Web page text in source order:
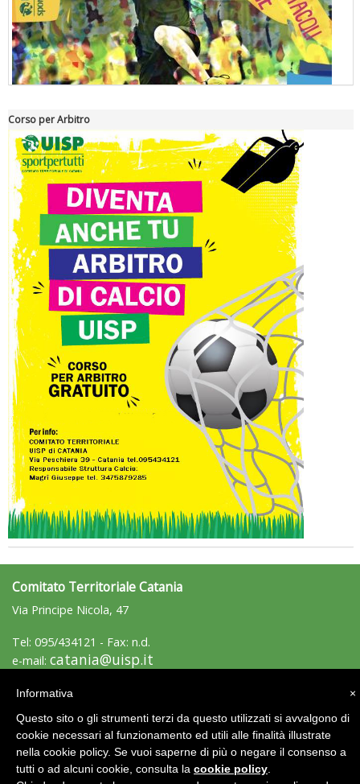
"Superare gli ostacoli": la relazione di Tiziano Pesce al CN Uisp
Luglio 2026: "Pensando con i piedi, si possono fare le
rivoluzioni"
Tiziano Pesce a Radio InBlu2000 traccia il bilancio della stagione
Corso per Arbitro
Comitato Territoriale Catania
Via Principe Nicola, 47
Tel: 095/434121 - Fax: n.d.
e-mail: catania@uisp.it
×
Informativa
Questo sito o gli strumenti terzi da questo utilizzati si avvalgono di
cookie necessari al funzionamento ed utili alle finalità illustrate
nella cookie policy. Se vuoi saperne di più o negare il consenso a
tutti o ad alcuni cookie, consulta la cookie policy